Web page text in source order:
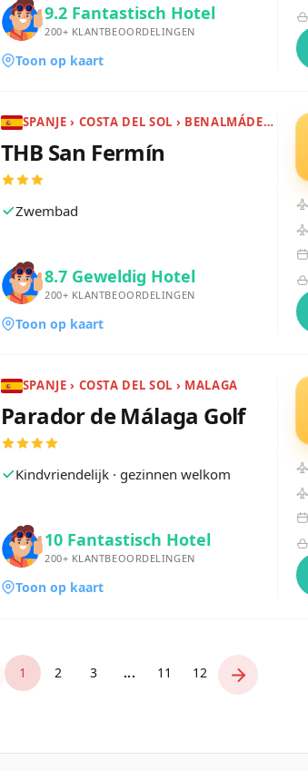
9.2 Fantastisch Hotel
200+ KLANTBEOORDELINGEN
Toon op kaart
SPANJE › COSTA DEL SOL › BENALMÁDENA
THB San Fermín
Zwembad
8.7 Geweldig Hotel
200+ KLANTBEOORDELINGEN
Toon op kaart
SPANJE › COSTA DEL SOL › MALAGA
Parador de Málaga Golf
Kindvriendelijk · gezinnen welkom
10 Fantastisch Hotel
200+ KLANTBEOORDELINGEN
Toon op kaart
1 2 3 ... 11 12